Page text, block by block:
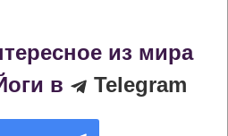
из мира
в
Telegram